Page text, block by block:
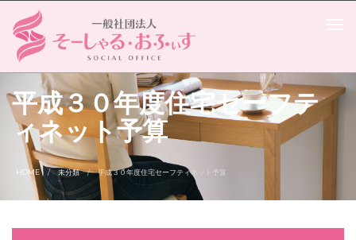
平成３０年度住宅セーフテ
ィネット予算
HOME 未分類 平成３０年度住宅セーフティネット予算